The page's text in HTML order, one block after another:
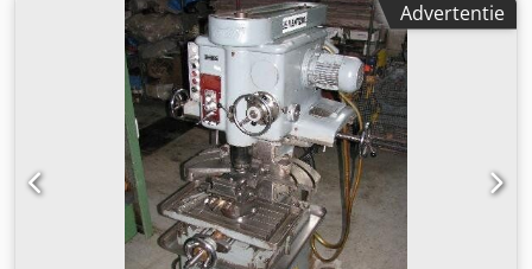
foto's. Bezichtiging en/of afhalen in overleg mogelijk.
Dsdpfx Aszkp Ebjhfsck De koper is verantwoordelijk voor
de kosten en de demontage/het laden en het transport. Bij
interesse, stuur een prijsaanvraag.
Advertentie